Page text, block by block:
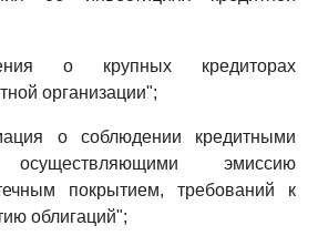
о крупных кредиторах
организации";
о соблюдении кредитными
осуществляющими эмиссию
покрытием, требований к
облигаций";